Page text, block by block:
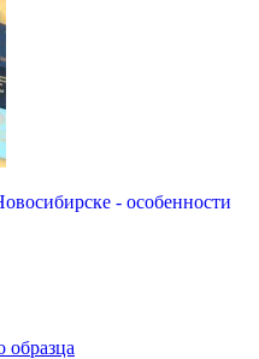
- особенности
образца